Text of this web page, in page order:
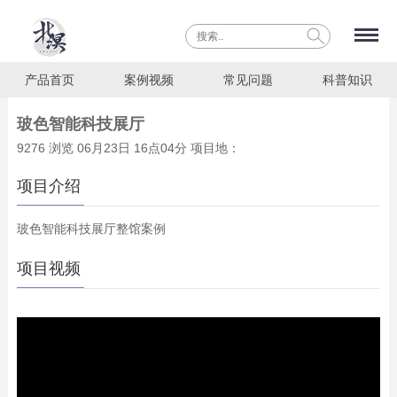
产品首页 案例视频 常见问题 科普知识
玻色智能科技展厅
9276 浏览 06月23日 16点04分 项目地：
项目介绍
玻色智能科技展厅整馆案例
项目视频